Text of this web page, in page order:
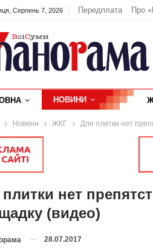
Серпень 7, 2026 Передплата Про
НОВИНИ
Новини ЖКГ Для плитки нет
нет
(видео)
28.07.2017